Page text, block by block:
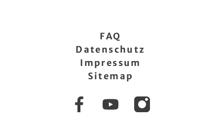
FacebookYouTubeInstagram
FAQ
Datenschutz
Impressum
Sitemap